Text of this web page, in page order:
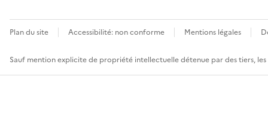
Plan du site Accessibilité: non conforme Mentions légales
Sauf mention explicite de propriété intellectuelle détenue par des tiers,